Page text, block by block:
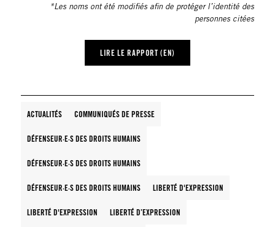
*Les noms ont été modifiés afin de protéger l’identité des
personnes citées
LIRE LE RAPPORT (EN)
ACTUALITÉS COMMUNIQUÉS DE PRESSE
DÉFENSEUR·E·S DES DROITS HUMAINS
DÉFENSEUR·E·S DES DROITS HUMAINS
DÉFENSEUR·E·S DES DROITS HUMAINS LIBERTÉ D'EXPRESSION
LIBERTÉ D'EXPRESSION LIBERTÉ D’EXPRESSION